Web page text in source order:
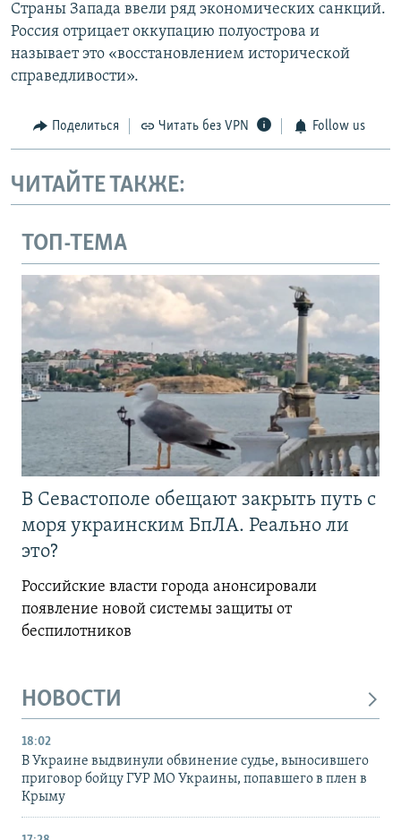
Страны Запада ввели ряд экономических санкций.
Россия отрицает оккупацию полуострова и
называет это «восстановлением исторической
справедливости».
Поделиться Читать без VPN Follow us
ЧИТАЙТЕ ТАКЖЕ:
ТОП-ТЕМА
В Севастополе обещают закрыть путь с
моря украинским БпЛА. Реально ли
это?
Российские власти города анонсировали
появление новой системы защиты от
беспилотников
НОВОСТИ
18:02
В Украине выдвинули обвинение судье, выносившего
приговор бойцу ГУР МО Украины, попавшего в плен в
Крыму